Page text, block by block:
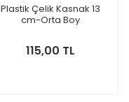
Plastik Çelik Kasnak 13
cm-Orta Boy
115,00 TL